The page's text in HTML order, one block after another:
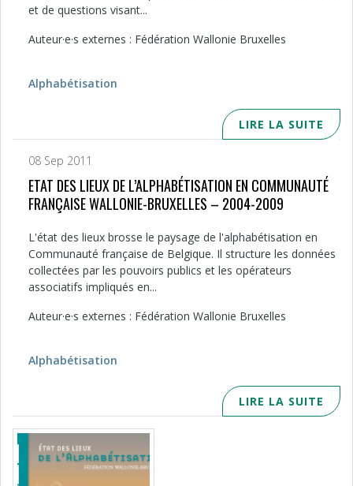
et de questions visant...
Auteur·e·s externes : Fédération Wallonie Bruxelles
Alphabétisation
LIRE LA SUITE
08 Sep 2011
ETAT DES LIEUX DE L’ALPHABÉTISATION EN COMMUNAUTÉ
FRANÇAISE WALLONIE-BRUXELLES – 2004-2009
L'état des lieux brosse le paysage de l'alphabétisation en
Communauté française de Belgique. Il structure les données
collectées par les pouvoirs publics et les opérateurs
associatifs impliqués en...
Auteur·e·s externes : Fédération Wallonie Bruxelles
Alphabétisation
LIRE LA SUITE